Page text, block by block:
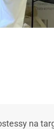
BAYER
na